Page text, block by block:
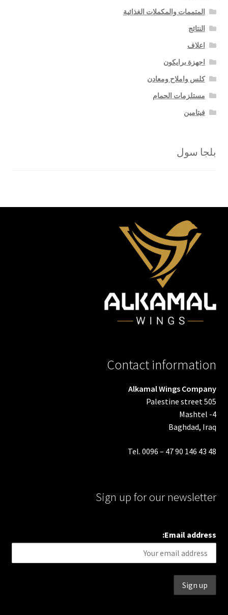
المتممات والمكملات الغذائية
النتائج
اعلاف
اجهزة برايكون
كلس واملاح ومعادن
مستلزمات الحمام
فيتامين
بلجا سول
Contact information
Alkamal Wings Company
Palestine street 505
Mashtel -4
Baghdad, Iraq
Tel. 0096 – 47 90 146 43 48
Sign up for our newsletter
Email address: